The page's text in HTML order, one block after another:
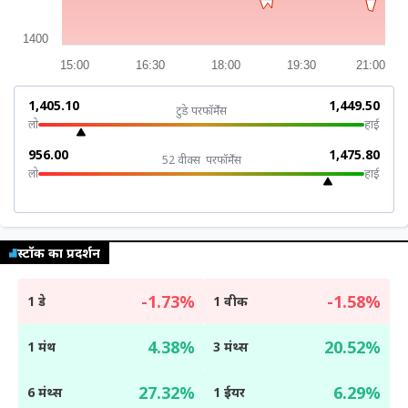
15:00 16:30 18:00 19:30 21:00
1400
लो
₹1,405.10
टुडे परफॉर्मेंस
हाई
₹1,449.50
लो
₹956.00
52 वीक्स परफॉर्मेंस
हाई
₹1,475.80
स्टॉक का प्रदर्शन
1 डे -1.73% 1 वीक -1.58%
1 मंथ 4.38% 3 मंथ्स 20.52%
6 मंथ्स 27.32% 1 ईयर 6.29%